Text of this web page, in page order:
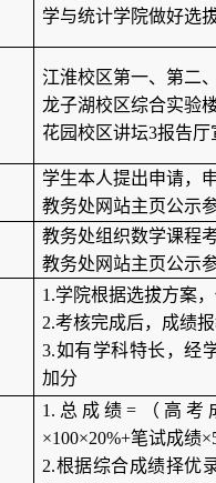
学与统计学院做好选
江淮校区第一、第二
龙子湖校区综合实验
花园校区讲坛3报告厅
学生本人提出申请，
教务处 网站主页公示
教务处组织数学课程
教务处 网站主页公示
1.学院根据选拔方案
2.考核完成后，成绩
3.如有学科特长，经
加分
1.总成绩=（高考
×100×20%+笔试成绩
2.根据综合成绩择优